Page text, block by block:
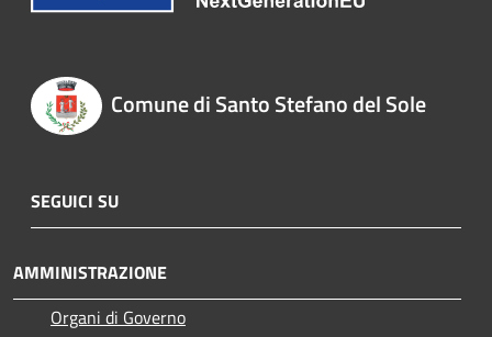
Comune di Santo Stefano del Sole
SEGUICI SU
AMMINISTRAZIONE
Organi di Governo